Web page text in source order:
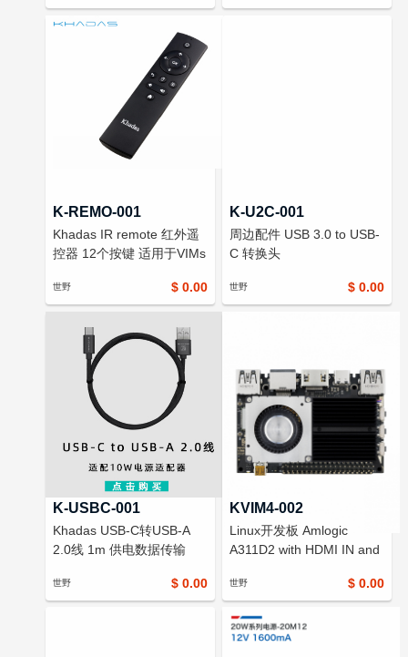
K-REMO-001
Khadas IR remote 红外遥
控器 12个按键 适用于VIMs
世野 $ 0.00
K-U2C-001
周边配件 USB 3.0 to USB-
C 转换头
世野 $ 0.00
K-USBC-001
Khadas USB-C转USB-A
2.0线 1m 供电数据传输
世野 $ 0.00
KVIM4-002
Linux开发板 Amlogic
A311D2 with HDMI IN and
世野 $ 0.00